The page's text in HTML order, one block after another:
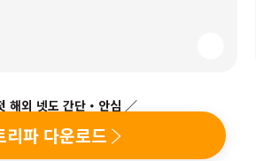
해외 넷도 간단・안심 ／
리파 다운로드